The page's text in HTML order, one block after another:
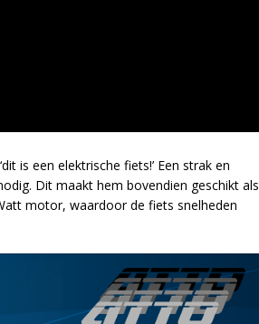
is een elektrische fiets!’ Een strak en
Dit maakt hem bovendien geschikt als
motor, waardoor de fiets snelheden